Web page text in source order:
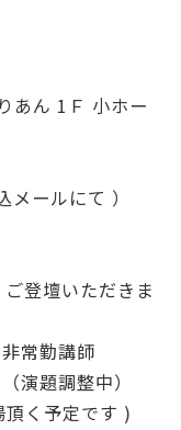
あん 1Ｆ 小ホー
ールにて ）
登壇いただきま
常勤講師
演題調整中）
く予定です )